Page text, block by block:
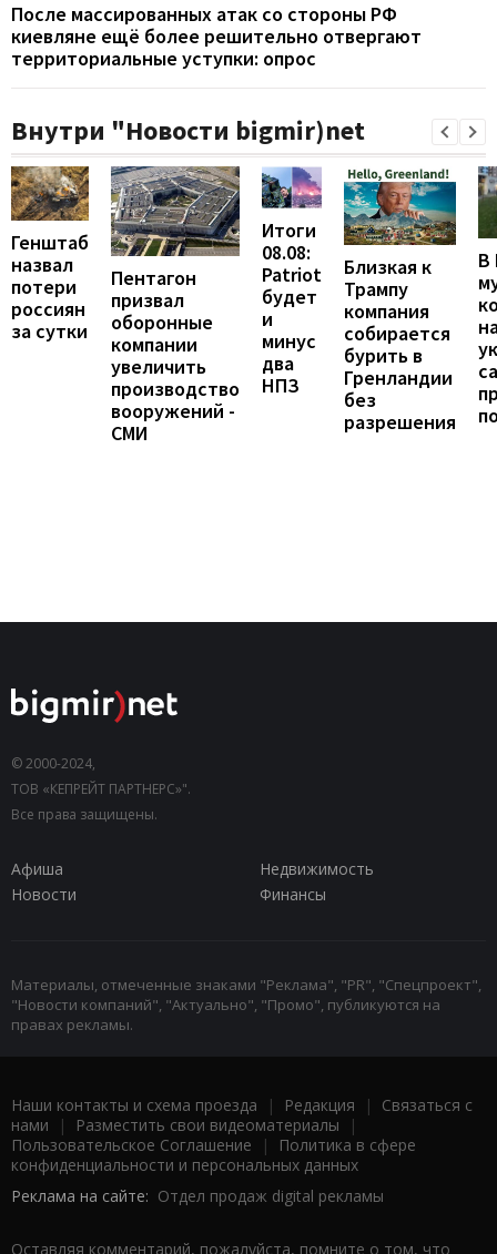
После массированных атак со стороны РФ
киевляне ещё более решительно отвергают
территориальные уступки: опрос
Внутри "Новости bigmir)net
Генштаб
назвал
потери
россиян
за сутки
Пентагон
призвал
оборонные
компании
увеличить
производство
вооружений -
СМИ
Итоги
08.08:
Patriot
будет
и
минус
два
НПЗ
Близкая к
Трампу
компания
собирается
бурить в
Гренландии
без
разрешения
В
© 2000-2024,
ТОВ «КЕПРЕЙТ ПАРТНЕРС»".
Все права защищены.
Афиша
Недвижимость
Новости
Финансы
Материалы, отмеченные знаками "Реклама", "PR", "Спецпроект",
"Новости компаний", "Актуально", "Промо", публикуются на
правах рекламы.
Наши контакты и схема проезда | Редакция | Связаться с
нами | Разместить свои видеоматериалы |
Пользовательское Соглашение |
Политика в сфере
конфиденциальности и персональных данных
Реклама на сайте: Отдел продаж digital рекламы
Оставляя комментарий, пожалуйста, помните о том, что